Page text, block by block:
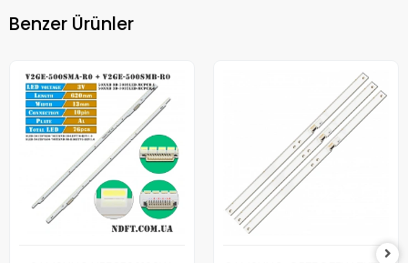
Benzer Ürünler